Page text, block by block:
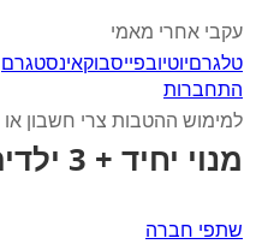
עקבי אחרי מאמי
טלגרםיוטיובפייסבוקאינסטגרם
התחברות
למימוש ההטבות צרי חשבון
מנוי יחיד + 3 ילדים ומעלה ב- ₪309
שתפי חברה